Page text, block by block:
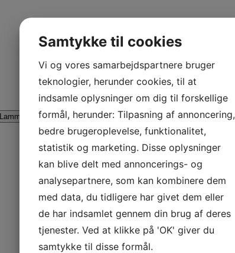
Lammina AL Lammina UL AB Rider
Samtykke til cookies
Vi og vores samarbejdspartnere bruger
teknologier, herunder cookies, til at
indsamle oplysninger om dig til forskellige
formål, herunder: Tilpasning af annoncering,
bedre brugeroplevelse, funktionalitet,
statistik og marketing. Disse oplysninger
kan blive delt med annoncerings- og
analysepartnere, som kan kombinere dem
med data, du tidligere har givet dem eller
de har indsamlet gennem din brug af deres
tjenester. Ved at klikke på 'OK' giver du
samtykke til disse formål.